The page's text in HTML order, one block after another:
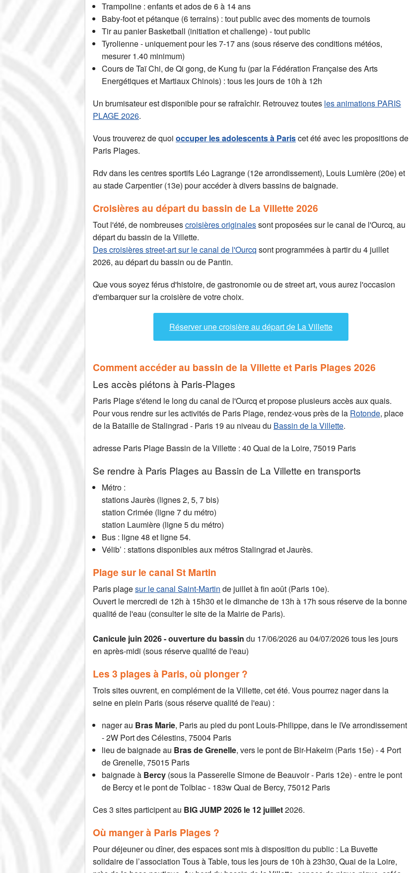
Trampoline : enfants et ados de 6 à 14 ans
Baby-foot et pétanque (6 terrains) : tout public avec des moments de tournois
Tir au panier Basketball (initiation et challenge) - tout public
Tyrolienne - uniquement pour les 7-17 ans (sous réserve des conditions météos,
mesurer 1.40 minimum)
Cours de Taï Chi, de Qi gong, de Kung fu (par la Fédération Française des Arts
Energétiques et Martiaux Chinois) : tous les jours de 10h à 12h
Un brumisateur est disponible pour se rafraîchir. Retrouvez toutes les animations PARIS
PLAGE 2026.
Vous trouverez de quoi occuper les adolescents à Pariscet été avec les propositions de
Paris Plages.
Rdv dans les centres sportifs Léo Lagrange (12e arrondissement), Louis Lumière (20e) et
au stade Carpentier (13e) pour accéder à divers bassins de baignade.
Croisières au départ du bassin de La Villette 2026
Tout l'été, de nombreusescroisières originalessont proposées sur le canal de l'Ourcq, au
départ du bassin de la Villette.
Des croisières street-art sur le canal de l'Ourcq sont programmées à partir du 4 juillet
2026, au départ du bassin ou de Pantin.
Que vous soyez férus d'histoire, de gastronomie ou de street art, vous aurez l'occasion
d'embarquer sur la croisière de votre choix.
Réserver une croisière au départ de La Villette
Comment accéder au bassin de la Villette et Paris Plages 2026
Les accès piétons à Paris-Plages
Paris Plage s'étend le long du canal de l'Ourcq et propose plusieurs accès aux quais.
Pour vous rendre sur les activités de Paris Plage, rendez-vous près de la Rotonde, place
de la Bataille de Stalingrad - Paris 19 au niveau du Bassin de la Villette.
adresse Paris Plage Bassin de la Villette : 40 Quai de la Loire, 75019 Paris
Se rendre à Paris Plages au Bassin de La Villette en transports
Métro :
stations Jaurès (lignes 2, 5, 7 bis)
station Crimée (ligne 7 du métro)
station Laumière (ligne 5 du métro)
Bus : ligne 48 et ligne 54.
Vélib’ : stations disponibles aux métros Stalingrad et Jaurès.
Plage sur le canal St Martin
Paris plagesur le canal Saint-Martin de juillet à fin août (Paris 10e).
Ouvert le mercredi de 12h à 15h30 et le dimanche de 13h à 17h sous réserve de la bonne
qualité de l'eau (consulter le site de la Mairie de Paris).
Canicule juin 2026 - ouverture du bassin du 17/06/2026 au 04/07/2026 tous les jours
en après-midi (sous réserve qualité de l'eau)
Les 3 plages à Paris, où plonger ?
Trois sites ouvrent, en complément de la Villette, cet été. Vous pourrez nager dans la
seine en plein Paris (sous réserve qualité de l'eau) :
nager au Bras Marie, Paris au pied du pont Louis-Philippe, dans le IVe arrondissement
- 2W Port des Célestins, 75004 Paris
lieu de baignade au Bras de Grenelle, vers le pont de Bir-Hakeim (Paris 15e) - 4 Port
de Grenelle, 75015 Paris
baignade à Bercy(sous la Passerelle Simone de Beauvoir - Paris 12e) - entre le pont
de Bercy et le pont de Tolbiac - 183w Quai de Bercy, 75012 Paris
Ces 3 sites participent au BIG JUMP 2026 le 12 juillet2026.
Où manger à Paris Plages ?
Pour déjeuner ou dîner, des espaces sont mis à disposition du public : La Buvette
solidaire de l’association Tous à Table, tous les jours de 10h à 23h30, Quai de la Loire,